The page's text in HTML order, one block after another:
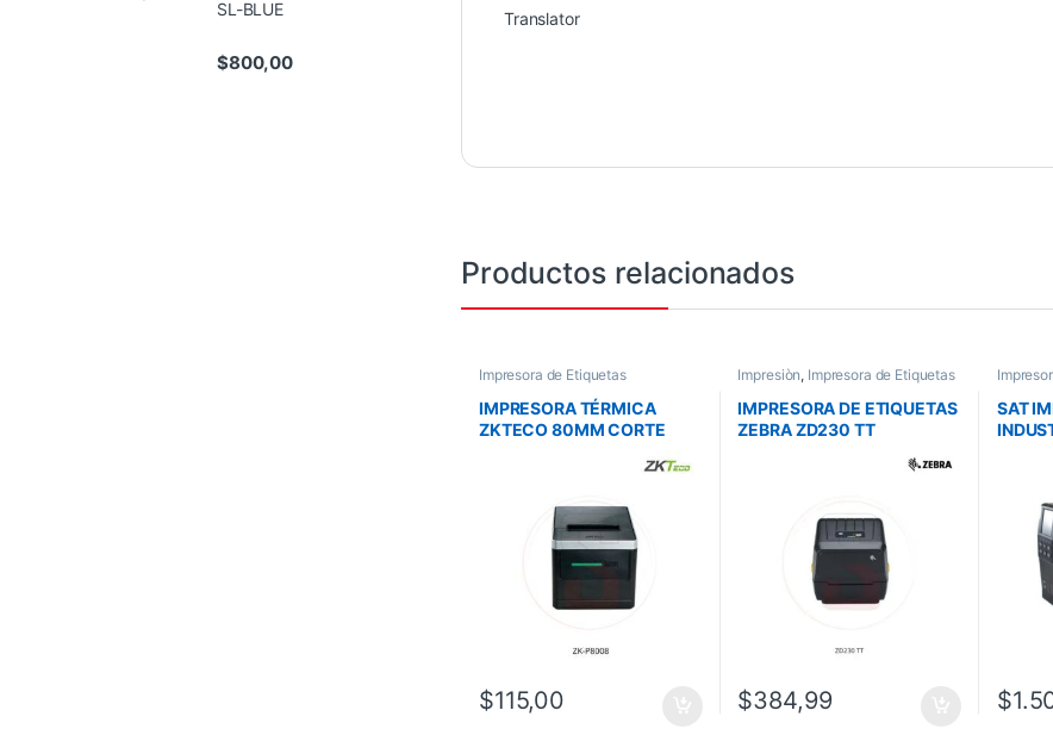
Translator
Productos relacionados
Impresora de Etiquetas
IMPRESORA TÉRMICA
ZKTECO 80MM CORTE
$115,00
Impresiòn, Impresora de Etiquetas
IMPRESORA DE ETIQUETAS
ZEBRA ZD230 TT
$384,99
SAT
$
SL-BLUE
$800,00